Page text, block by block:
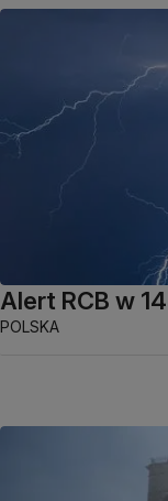
Alert RCB w
POLSKA